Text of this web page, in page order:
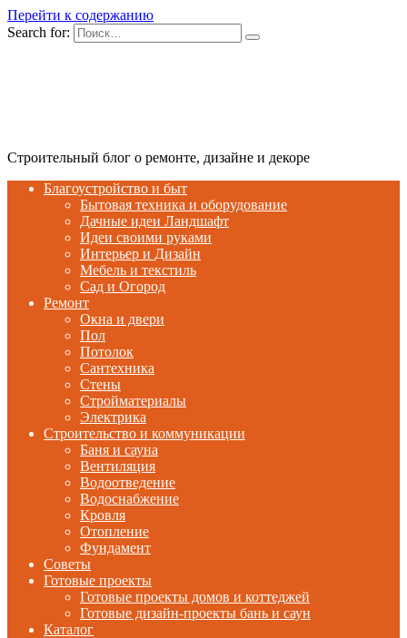
Перейти к содержанию
Search for:
Строительный блог о ремонте, дизайне и декоре
Благоустройство и быт
Бытовая техника и оборудование
Дачные идеи Ландшафт
Идеи своими руками
Интерьер и Дизайн
Мебель и текстиль
Сад и Огород
Ремонт
Окна и двери
Пол
Потолок
Сантехника
Стены
Стройматериалы
Электрика
Строительство и коммуникации
Баня и сауна
Вентиляция
Водоотведение
Водоснабжение
Кровля
Отопление
Фундамент
Советы
Готовые проекты
Готовые проекты домов и коттеджей
Готовые дизайн-проекты бань и саун
Каталог